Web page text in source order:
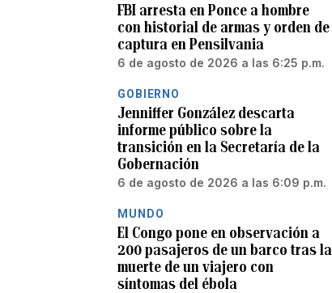
FBI arresta en Ponce a hombre
con historial de armas y orden de
captura en Pensilvania
6 de agosto de 2026 a las 6:25 p.m.
GOBIERNO
Jenniffer González descarta
informe público sobre la
transición en la Secretaría de la
Gobernación
6 de agosto de 2026 a las 6:09 p.m.
MUNDO
El Congo pone en observación a
200 pasajeros de un barco tras la
muerte de un viajero con
síntomas del ébola